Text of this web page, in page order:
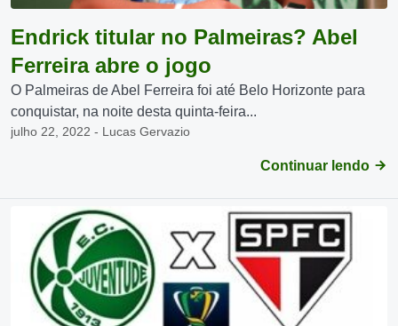
Endrick titular no Palmeiras? Abel
Ferreira abre o jogo
O Palmeiras de Abel Ferreira foi até Belo Horizonte para
conquistar, na noite desta quinta-feira...
julho 22, 2022 - Lucas Gervazio
Continuar lendo